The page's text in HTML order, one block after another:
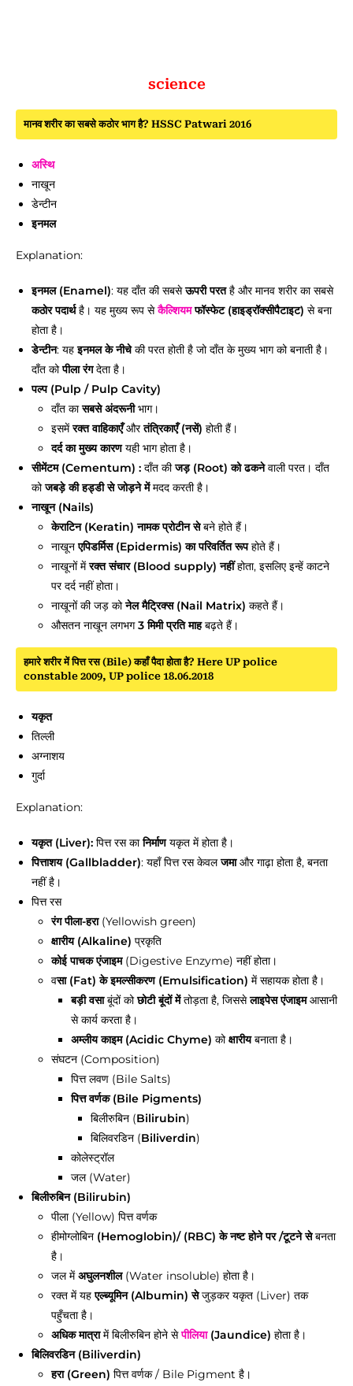
science
मानव शरीर का सबसे कठोर भाग है? HSSC Patwari 2016
अस्थि
नाखून
डेन्टीन
इनमल
Explanation:
इनमल (Enamel): यह दाँत की सबसेऊपरी परतहै और मानव शरीर का सबसे
कठोर पदार्थहै। यह मुख्य रूप सेकैल्शियमफॉस्फेट (हाइड्रॉक्सीपैटाइट) से बना
होता है।
डेन्टीन: यहइनमल के नीचेकी परत होती है जो दाँत के मुख्य भाग को बनाती है।
दाँत कोपीला रंगदेता है।
पल्प (Pulp / Pulp Cavity)
दाँत कासबसे अंदरूनीभाग।
इसमेंरक्त वाहिकाएँऔरतंत्रिकाएँ (नसें) होती हैं।
दर्द का मुख्य कारणयही भाग होता है।
सीमेंटम (Cementum) : दाँत कीजड़ (Root) को ढकनेवाली परत। दाँत
कोजबड़े की हड्डी से जोड़ने मेंमदद करती है।
नाखून (Nails)
केराटिन (Keratin) नामक प्रोटीन सेबने होते हैं।
नाखूनएपिडर्मिस (Epidermis) का परिवर्तित रूपहोते हैं।
नाखूनों मेंरक्त संचार (Blood supply) नहींहोता, इसलिए इन्हें काटने
पर दर्द नहीं होता।
नाखूनों की जड़ कोनेल मैट्रिक्स (Nail Matrix) कहते हैं।
औसतन नाखून लगभग3 मिमी प्रति माहबढ़ते हैं।
हमारे शरीर में पित्त रस (Bile) कहाँ पैदा होता है? Here UP police
constable 2009, UP police 18.06.2018
यकृत
तिल्ली
अग्नाशय
गुर्दा
Explanation:
यकृत (Liver): पित्त रस कानिर्माणयकृत में होता है।
पित्ताशय (Gallbladder): यहाँ पित्त रस केवलजमाऔर गाढ़ा होता है, बनता
नहीं है।
पित्त रस
रंग पीला-हरा(Yellowish green)
क्षारीय (Alkaline) प्रकृति
कोई पाचक एंजाइम(Digestive Enzyme) नहीं होता।
वसा (Fat) के इमल्सीकरण (Emulsification) में सहायक होता है।
बड़ी वसाबूंदों कोछोटी बूंदों मेंतोड़ता है, जिससेलाइपेस एंजाइमआसानी
से कार्य करता है।
अम्लीय काइम (Acidic Chyme) कोक्षारीयबनाता है।
संघटन (Composition)
पित्त लवण (Bile Salts)
पित्त वर्णक (Bile Pigments)
बिलीरुबिन (Bilirubin)
बिलिवरडिन (Biliverdin)
कोलेस्ट्रॉल
जल (Water)
बिलीरुबिन (Bilirubin)
पीला (Yellow) पित्त वर्णक
हीमोग्लोबिन (Hemoglobin)/ (RBC) के नष्ट होने पर /टूटने सेबनता
है।
जल मेंअघुलनशील(Water insoluble) होता है।
रक्त में यहएल्ब्यूमिन (Albumin) सेजुड़कर यकृत (Liver) तक
पहुँचता है।
अधिक मात्रामें बिलीरुबिन होने सेपीलिया(Jaundice) होता है।
बिलिवरडिन (Biliverdin)
हरा (Green) पित्त वर्णक / Bile Pigment है।